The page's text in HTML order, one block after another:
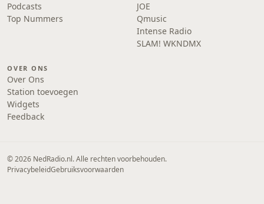
Podcasts
Top Nummers
JOE
Qmusic
Intense Radio
SLAM! WKNDMX
OVER ONS
Over Ons
Station toevoegen
Widgets
Feedback
© 2026 NedRadio.nl. Alle rechten voorbehouden.
PrivacybeleidGebruiksvoorwaarden